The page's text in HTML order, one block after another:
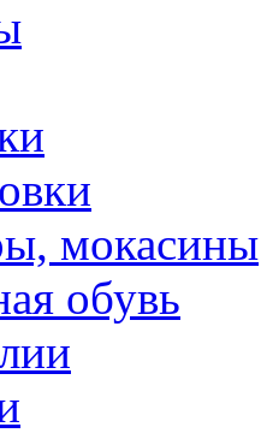
мокасины
обувь